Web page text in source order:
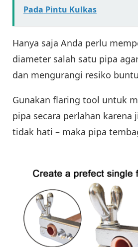
Pada Pintu Kulkas
Hanya saja Anda perlu
diameter salah satu pipa
dan mengurangi resiko
Gunakan flaring tool untuk
pipa secara perlahan karena
tidak hati – maka pipa